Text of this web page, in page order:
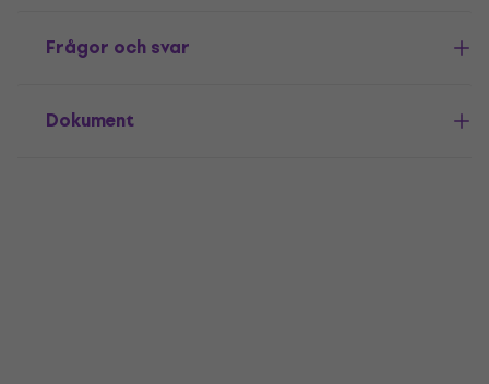
Frågor och svar
Dokument